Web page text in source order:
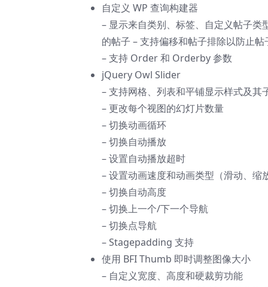
自定义 WP 查询构建器
– 显示来自类别、标签、自定义帖子
的帖子 – 支持偏移和帖子排除以防止帖
– 支持 Order 和 Orderby 参数
jQuery Owl Slider
– 支持网格、列表和平铺显示样式及其
– 更改每个视图的幻灯片数量
– 切换动画循环
– 切换自动播放
– 设置自动播放超时
– 设置动画速度和动画类型（滑动、缩
– 切换自动高度
– 切换上一个/下一个导航
– 切换点导航
– Stagepadding 支持
使用 BFI Thumb 即时调整图像大小
– 自定义宽度、高度和硬裁剪功能